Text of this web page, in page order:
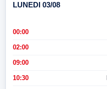
LUNEDI 03/08
00:00
02:00
09:00
10:30